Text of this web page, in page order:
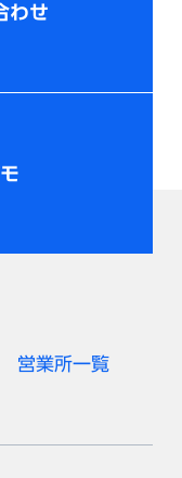
わせ
営業所一覧